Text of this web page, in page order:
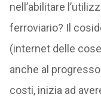
nell’abilitare
ferroviario? Il
(internet delle
anche al
costi, inizia ad